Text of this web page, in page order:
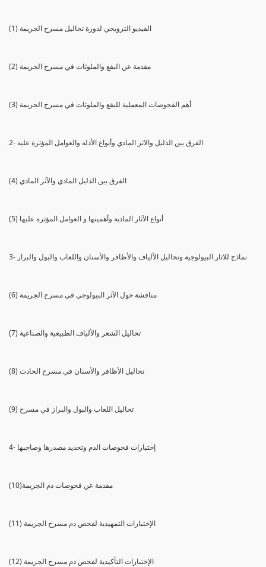
(1) الفيديو الترويجي لدورة تحاليل مسرح الجريمة
(2) مقدمة عن البقع والملوثات في مسرح الجريمة
(3) أهم الفحوصات المعملية للبقع والملوثات في مسرح الجريمة
2- الفرق بين الدليل والاثر المادي وأنواع الأدلة والعوامل المؤثرة عليه
(4) الفرق بين الدليل المادي والآثر المادي
(5) أنواع الآثار المادية وأهميتها و العوامل المؤثرة عليها
3- نماذج للاثار البيولوجية وتحاليل الألياف والأظافر والأسنان واللعاب والبول والبراز
(6) مناقشة حول الآثر البيولوجي في مسرح الجريمة
(7) تحاليل الشعر والألياف الطبيعية والصناعية
(8) تحاليل الأظافر والأسنان في مسرح الحادث
(9) تحاليل اللعاب والبول والبراز في مسرح
4- إختبارات فحوصات الدم وتحديد مصدرها وصاحبها
(10)مقدمة عن فحوصات دم الجريمة
(11) الإختبارات التمهيدية لفحص دم مسرح الجريمة
(12) الإختبارات التأكيدية لفحص دم مسرح الجريمة